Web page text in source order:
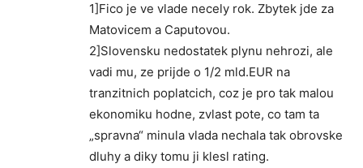
1]Fico je ve vlade necely rok. Zbytek jde za
Matovicem a Caputovou.
2]Slovensku nedostatek plynu nehrozi, ale
vadi mu, ze prijde o 1/2 mld.EUR na
tranzitnich poplatcich, coz je pro tak malou
ekonomiku hodne, zvlast pote, co tam ta
„spravna“ minula vlada nechala tak obrovske
dluhy a diky tomu ji klesl rating.